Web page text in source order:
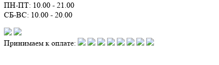
ПН-ПТ: 10.00 - 21.00
СБ-ВС: 10.00 - 20.00
Принимаем к оплате: